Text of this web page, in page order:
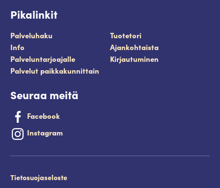
Pikalinkit
Palveluhaku
Tuotetori
Info
Ajankohtaista
Palveluntarjoajalle
Kirjautuminen
Palvelut paikkakunnittain
Seuraa meitä
Facebook
Instagram
Tietosuojaseloste